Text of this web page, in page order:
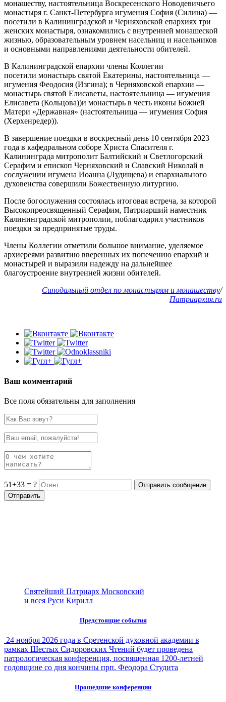
монашеству, настоятельница Воскресенского Новодевичьего
монастыря г. Санкт-Петербурга игумения София (Силина) —
посетили в Калининградской и Черняховской епархиях три
женских монастыря, ознакомились с внутренней монашеской
жизнью, образовательным уровнем насельниц и насельников
и основными направлениями деятельности обителей.
В Калининградской епархии члены Коллегии
посетили монастырь святой Екатерины, настоятельница —
игумения Феодосия (Изгина); в Черняховской епархии —
монастырь святой Елисаветы, настоятельница — игумения
Елисавета (Кольцова))и монастырь в честь иконы Божией
Матери «Державная» (настоятельница — игумения София
(Херхенредер)).
В завершение поездки в воскресный день 10 сентября 2023
года в кафедральном соборе Христа Спасителя г.
Калининграда митрополит Балтийский и Светлогорский
Серафим и епископ Черняховский и Славский Николай в
сослужении игумена Иоанна (Лудищева) и епархиального
духовенства совершили Божественную литургию.
После богослужения состоялась итоговая встреча, за которой
Высокопреосвященный Серафим, Патриарший наместник
Калининградской митрополии, поблагодарил участников
поездки за предпринятые труды.
Члены Коллегии отметили большое внимание, уделяемое
архиереями развитию вверенных их попечению епархий и
монастырей и выразили надежду на дальнейшее
благоустроение внутренней жизни обителей.
Синодальный отдел по монастырям и монашеству/
Патриархия.ru
Ваш комментарий
Все поля обязательны для заполнения
51+33 = ?
Святейший Патриарх Московский
и всея Руси Кирилл
Предстоящие события
24 ноября 2026 года в Сретенской духовной академии в
рамках Шестых Сидоровских Чтений будет проведена
патрологическая конференция, посвященная 1200-летней
годовщине со дня кончины прп. Феодора Студита
Прошедшие конференции